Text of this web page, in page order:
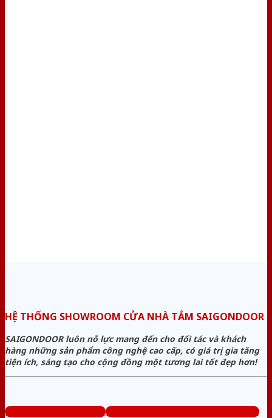
HỆ THỐNG SHOWROOM CỬA NHÀ TẮM SAIGONDOOR
SAIGONDOOR luôn nỗ lực mang đến cho đối tác và khách
hàng những sản phẩm công nghệ cao cấp, có giá trị gia tăng
tiện ích, sáng tạo cho cộng đồng một tương lai tốt đẹp hơn!
www.cuanhuavango.com Tổng đài tư vấn miễn phí: 0824.400.400